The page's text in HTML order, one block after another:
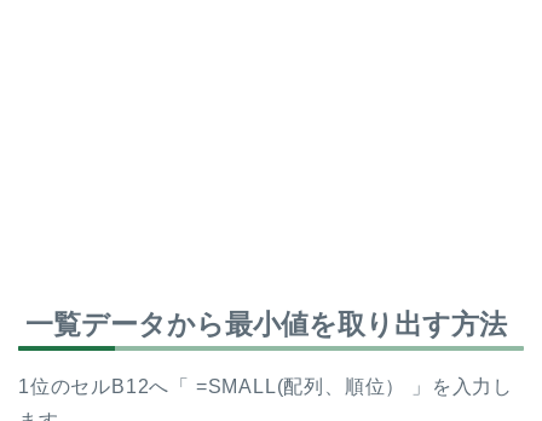
一覧データから最小値を取り出す方法
1位のセルB12へ「 =SMALL(配列、順位） 」を入力し